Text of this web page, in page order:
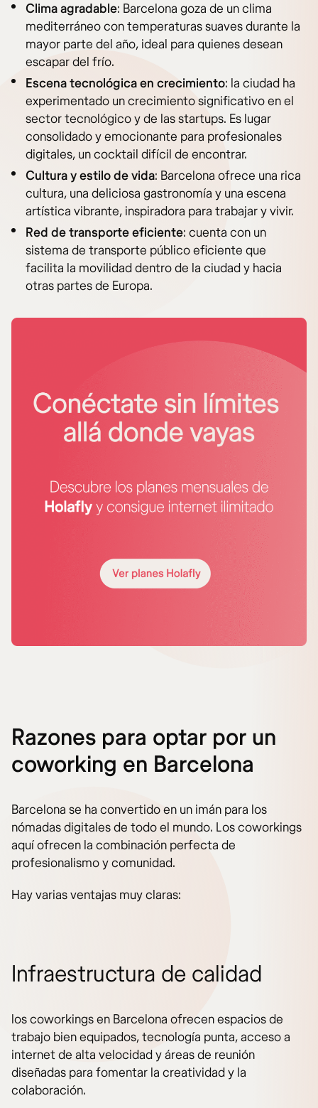
Clima agradable: Barcelona goza de un clima
mediterráneo con temperaturas suaves durante la
mayor parte del año, ideal para quienes desean
escapar del frío.
Escena tecnológica en crecimiento: la ciudad ha
experimentado un crecimiento significativo en el
sector tecnológico y de las startups. Es lugar
consolidado y emocionante para profesionales
digitales, un cocktail difícil de encontrar.
Cultura y estilo de vida: Barcelona ofrece una rica
cultura, una deliciosa gastronomía y una escena
artística vibrante, inspiradora para trabajar y vivir.
Red de transporte eficiente: cuenta con un
sistema de transporte público eficiente que
facilita la movilidad dentro de la ciudad y hacia
otras partes de Europa.
Razones para optar por un
coworking en Barcelona
Barcelona se ha convertido en un imán para los
nómadas digitales de todo el mundo. Los coworkings
aquí ofrecen la combinación perfecta de
profesionalismo y comunidad.
Hay varias ventajas muy claras:
Infraestructura de calidad
los coworkings en Barcelona ofrecen espacios de
trabajo bien equipados, tecnología punta, acceso a
internet de alta velocidad y áreas de reunión
diseñadas para fomentar la creatividad y la
colaboración.